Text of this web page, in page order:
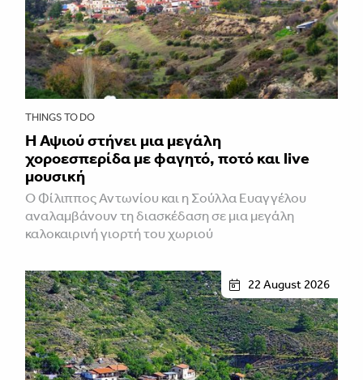
THINGS TO DO
Η Αψιού στήνει μια μεγάλη
χοροεσπερίδα με φαγητό, ποτό και live
μουσική
Ο Φίλιππος Αντωνίου και η Σούλλα Ευαγγέλου
αναλαμβάνουν τη διασκέδαση σε μια μεγάλη
καλοκαιρινή γιορτή του χωριού
22 August 2026